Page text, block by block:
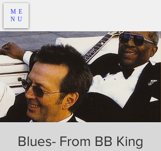
ME
NU
Blues- From BB King